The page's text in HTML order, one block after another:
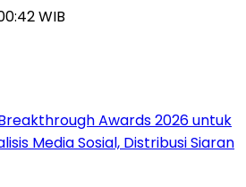
WIB
Awards 2026 untuk
Media Sosial, Distribusi Siaran